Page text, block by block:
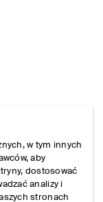
w tym innych
aby
dostosować
analizy i
stronach